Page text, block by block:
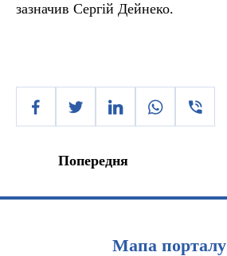
зазначив Сергій Дейнеко.
Попередня
Мапа порталу